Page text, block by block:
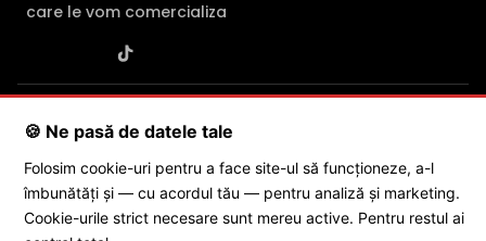
care le vom comercializa
J2015001227161· Capital social: 200 RON · Sediu: Str. Petrache
© 2026 SC POLITES ONLINE SRL
🍪 Ne pasă de datele tale
Folosim cookie-uri pentru a face site-ul să funcționeze, a-l
îmbunătăți și — cu acordul tău — pentru analiză și marketing.
Cookie-urile strict necesare sunt mereu active. Pentru restul ai